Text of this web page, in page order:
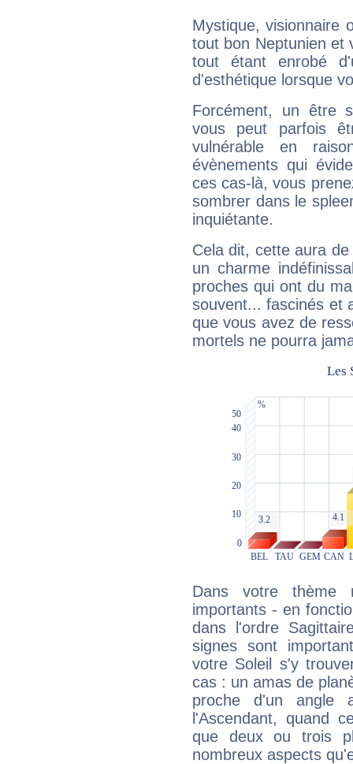
Mystique, visionnaire
tout bon Neptunien et
tout étant enrobé
d'esthétique lorsque
Forcément, un être
vous peut parfois
vulnérable en
évènements qui
ces cas-là, vous
sombrer dans le
inquiétante.
Cela dit, cette aura
un charme
proches qui ont du
souvent... fascinés et
que vous avez de
mortels ne pourra
Dans votre thème
importants - en
dans l'ordre
signes sont
votre Soleil s'y
cas : un amas de
proche d'un
l'Ascendant, quand
que deux ou trois
nombreux aspects